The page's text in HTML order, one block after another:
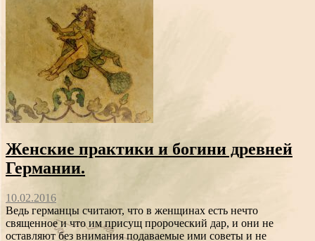
Женские практики и богини древней
Германии.
10.02.2016
Ведь германцы считают, что в женщинах есть нечто
священное и что им присущ пророческий дар, и они не
оставляют без внимания подаваемые ими советы и не